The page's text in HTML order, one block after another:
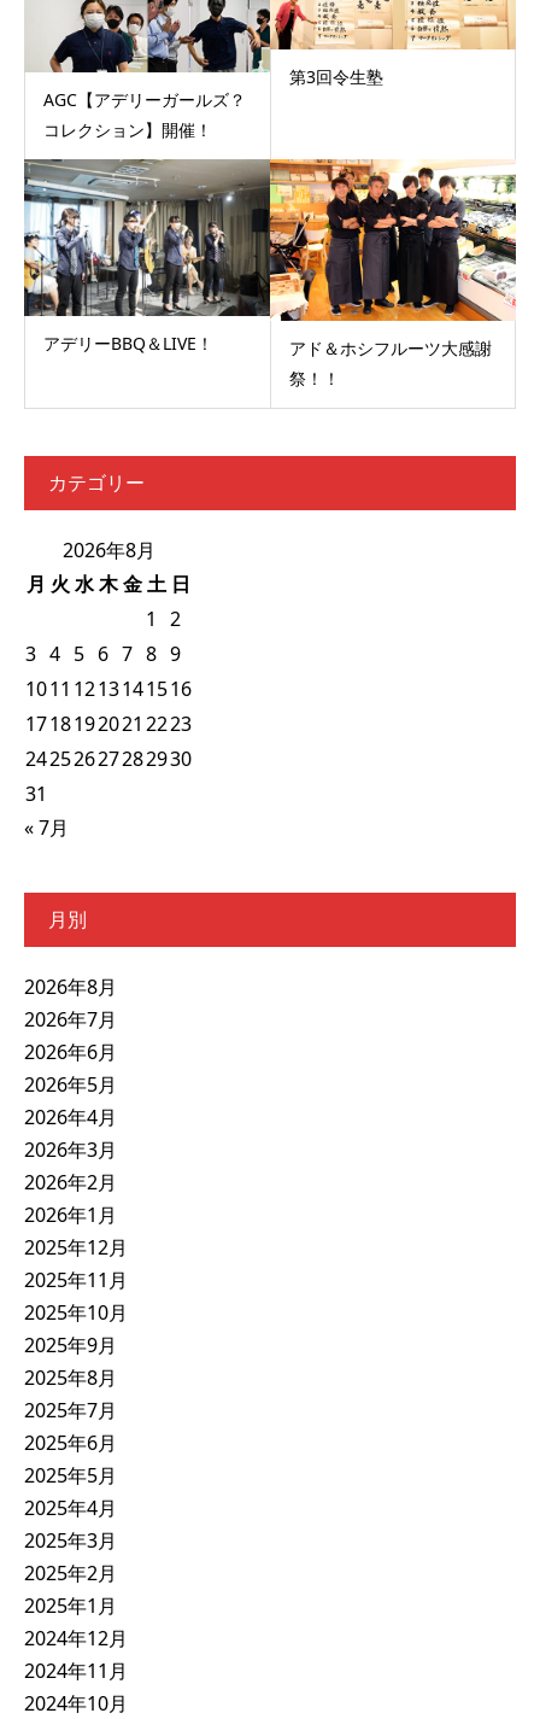
AGC【アデリーガールズ？
コレクション】開催！
第3回令生塾
アデリーBBQ＆LIVE！
アド＆ホシフルーツ大感謝
祭！！
カテゴリー
2026年8月
月 火 水木金土 日
1
2
3 4 5 6 7 8 9
1011 1213141516
1718192021 2223
24252627282930
31
« 7月
月別
2026年8月
2026年7月
2026年6月
2026年5月
2026年4月
2026年3月
2026年2月
2026年1月
2025年12月
2025年11月
2025年10月
2025年9月
2025年8月
2025年7月
2025年6月
2025年5月
2025年4月
2025年3月
2025年2月
2025年1月
2024年12月
2024年11月
2024年10月